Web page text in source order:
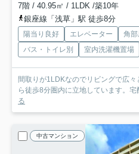
7階 / 40.95㎡ / 1LDK /築10年
銀座線「浅草」駅 徒歩8分
陽当り良好 エレベーター 角部
バス・トイレ別
室内洗濯機置場
間取りが1LDKなのでリビングで広
ら徒歩8分圏内に立地しています。
る
中古マンション